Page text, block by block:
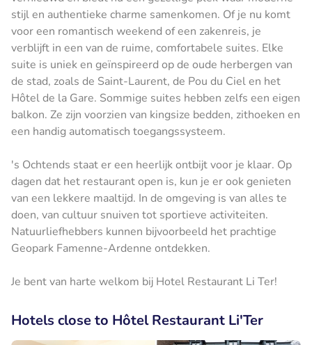
stijl en authentieke charme samenkomen. Of je nu komt
voor een romantisch weekend of een zakenreis, je
verblijft in een van de ruime, comfortabele suites. Elke
suite is uniek en geïnspireerd op de oude herbergen van
de stad, zoals de Saint-Laurent, de Pou du Ciel en het
Hôtel de la Gare. Sommige suites hebben zelfs een eigen
balkon. Ze zijn voorzien van kingsize bedden, zithoeken en
een handig automatisch toegangssysteem.
's Ochtends staat er een heerlijk ontbijt voor je klaar. Op
dagen dat het restaurant open is, kun je er ook genieten
van een lekkere maaltijd. In de omgeving is van alles te
doen, van cultuur snuiven tot sportieve activiteiten.
Natuurliefhebbers kunnen bijvoorbeeld het prachtige
Geopark Famenne-Ardenne ontdekken.
Je bent van harte welkom bij Hotel Restaurant Li Ter!
Hotels close to Hôtel Restaurant Li'Ter